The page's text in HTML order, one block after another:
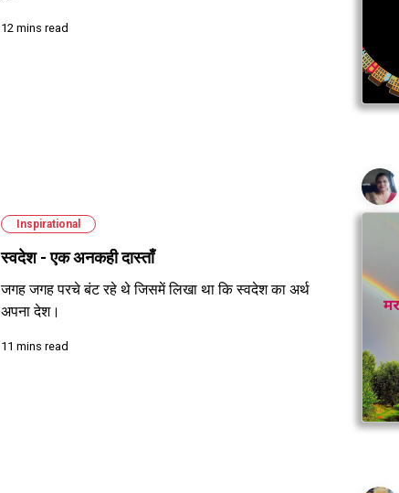
12 mins read
Inspirational
स्वदेश - एक अनकही दास्ताँ
जगह जगह परचे बंट रहे थे जिसमें लिखा था कि स्वदेश का अर्थ
अपना देश।
11 mins read